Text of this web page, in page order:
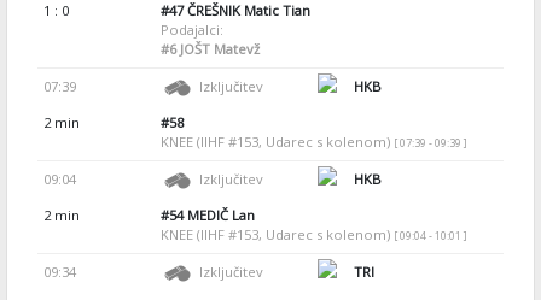
1 : 0
#47ČREŠNIK Matic Tian
Podajalci:
#6JOŠT Matevž
07:39 Izključitev
HKB
2 min
#58
KNEE (IIHF #153, Udarec s kolenom) [ 07:39 - 09:39 ]
09:04 Izključitev
HKB
2 min
#54MEDIČ Lan
KNEE (IIHF #153, Udarec s kolenom) [ 09:04 - 10:01 ]
09:34 Izključitev
TRI